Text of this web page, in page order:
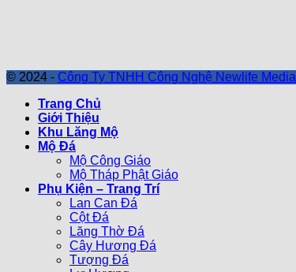
© 2024 - Công Ty TNHH Công Nghệ Newlife Media
Trang Chủ
Giới Thiệu
Khu Lăng Mộ
Mộ Đá
Mộ Công Giáo
Mộ Tháp Phật Giáo
Phụ Kiện – Trang Trí
Lan Can Đá
Cột Đá
Lăng Thờ Đá
Cây Hương Đá
Tượng Đá